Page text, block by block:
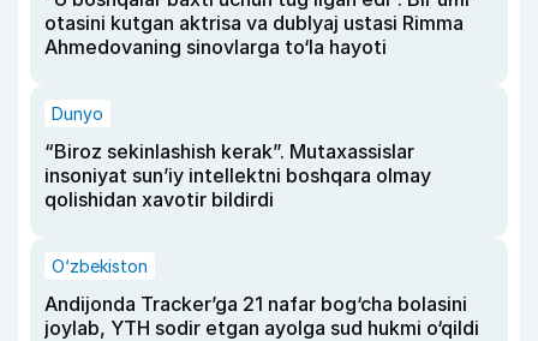
otasini kutgan aktrisa va dublyaj ustasi Rimma
Ahmedovaning sinovlarga to‘la hayoti
Dunyo
“Biroz sekinlashish kerak”. Mutaxassislar
insoniyat sun’iy intellektni boshqara olmay
qolishidan xavotir bildirdi
O‘zbekiston
Andijonda Tracker’ga 21 nafar bog‘cha bolasini
joylab, YTH sodir etgan ayolga sud hukmi o‘qildi